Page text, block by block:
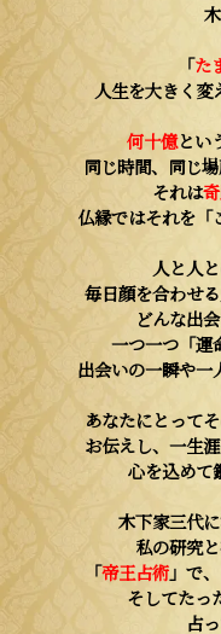
「た
人生を大きく変
何十億とい
同じ時間、同じ
それは
仏縁ではそれを「
人と人
毎日顔を合わせ
どんな出
一つ一つ「運
出会いの一瞬や一
あなたにとって
お伝えし、一生
心を込めて
木下家三代
私の研究
「帝王占術」で
そしてたっ
占